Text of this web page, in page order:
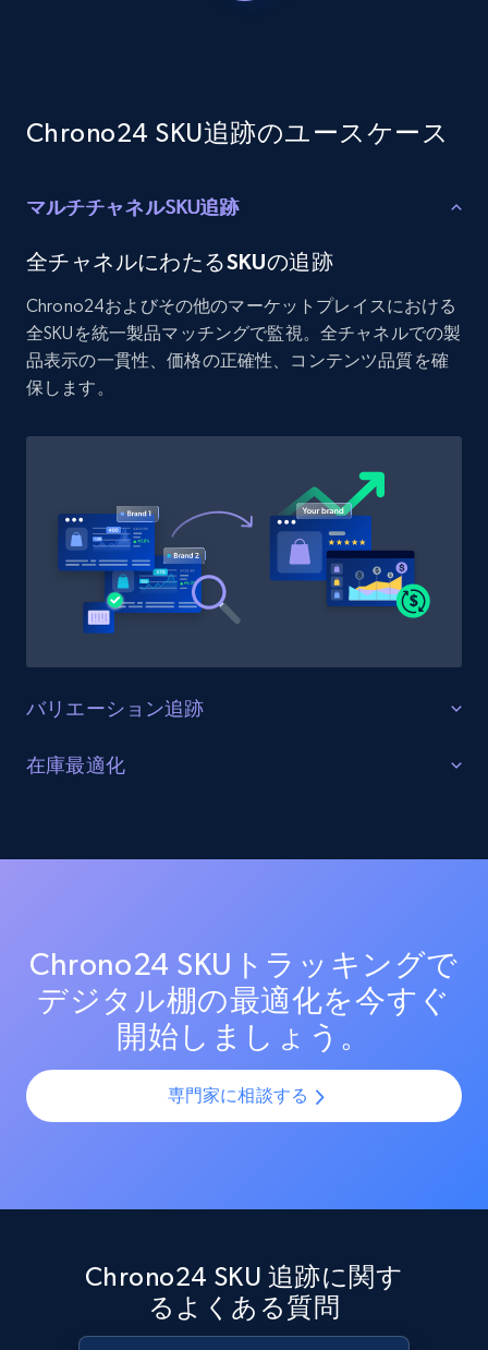
Amazon products search
Asin, URL, Name, Sponsored, Initial price, Final
price, Currency, Sold, and more.
URL, Product id, Title, Product description,
Rating, Reviews count, Initial price, Discount,
and more.
1.3K+
specified keywords
Target - Discover products by category url
URL, Product id, Title, Product description,
UPC
URL, Product id, Title, Product description,
Rating, Reviews count, Initial price, Discount,
Chrono24 SKU追跡のユースケース
マルチチャネルSKU追跡
全チャネルにわたるSKUの追跡
Chrono24およびその他のマーケットプレイスにおける
全SKUを統一製品マッチングで監視。全チャネルでの製
品表示の一貫性、価格の正確性、コンテンツ品質を確
保します。
バリエーション追跡
すべての製品バリエーションを監視する
ションの一貫性を確保し、欠落バリエーションを特定
在庫最適化
すべてのChrono24チャネルにおける在庫状況をリアル
Chrono24 SKUトラッキングで
デジタル棚の最適化を今すぐ
開始しましょう。
専門家に相談する
Chrono24 SKU 追跡に関す
るよくある質問